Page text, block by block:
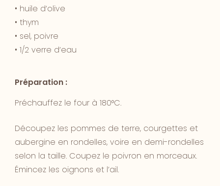
• huile d’olive
• thym
• sel, poivre
• 1/2 verre d’eau
Préparation :
Préchauffez le four à 180°C.
Découpez les pommes de terre, courgettes et
aubergine en rondelles, voire en demi-rondelles
selon la taille. Coupez le poivron en morceaux.
Émincez les oignons et l’ail.